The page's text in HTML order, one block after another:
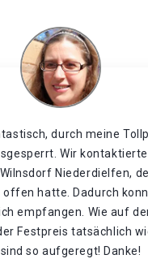
durch meine
Wir
Niederdielfen,
offen hatte. Dadurch
empfangen. Wie auf
Festpreis tatsächlich
so aufgeregt! Danke!